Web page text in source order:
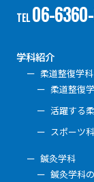
TEL06-
学科紹介
柔道整復学科
柔道整復
活躍する
スポーツ
鍼灸学科
鍼灸学科